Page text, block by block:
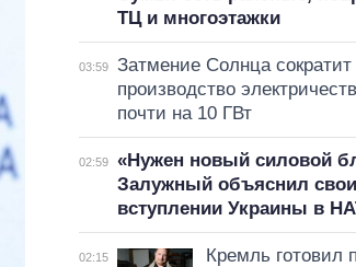
ТЦ и многоэтажки
03:59
Затмение Солнца сократит
производство
почти на 10 ГВт
02:59
«Нужен новый силовой
Залужный объяснил
вступлении Украины в
02:15
Кремль готовил